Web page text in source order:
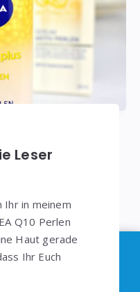
Leser
Ihr in meinem
Q10 Perlen
Haut gerade
Ihr Euch
Deiner Daten